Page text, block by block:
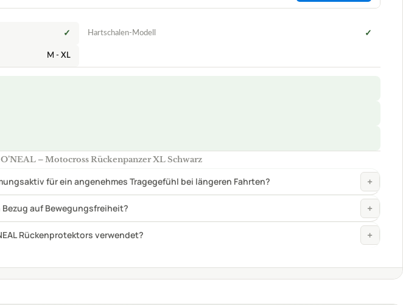
– Motocross Rückenpanzer XL Schwarz
für ein angenehmes Tragegefühl bei längeren Fahrten? +
auf Bewegungsfreiheit?
Rückenprotektors verwendet?
Swing für Reiter